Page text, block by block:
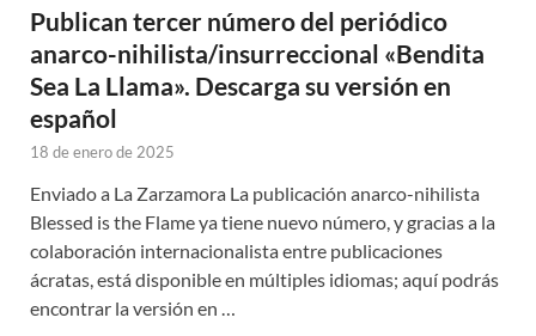
Publican tercer número del periódico
anarco-nihilista/insurreccional «Bendita
Sea La Llama». Descarga su versión en
español
18 de enero de 2025
Enviado a La Zarzamora La publicación anarco-nihilista
Blessed is the Flame ya tiene nuevo número, y gracias a la
colaboración internacionalista entre publicaciones
ácratas, está disponible en múltiples idiomas; aquí podrás
encontrar la versión en …